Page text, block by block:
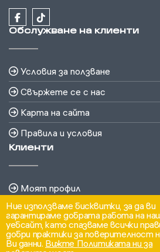
Ние използваме бисквитки, за да ви
гарантираме добрата работа на
уебсайт, като спазваме всички
добри практики за поверителност
Ви данни. Вижте Политиката ни за
Обслужване на клиенти
Условия за ползване
Свържете се с нас
Карта на сайта
Правила и условия
Клиенти
Моят профил
История на поръчките
Бюлетин